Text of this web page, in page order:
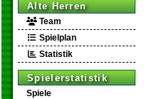
Alte Herren
Team
Spielplan
Statistik
Spielerstatistik
Spiele